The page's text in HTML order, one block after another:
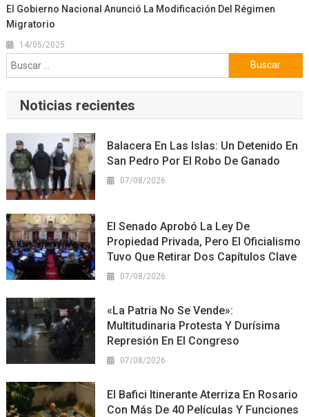
El Gobierno Nacional Anunció La Modificación Del Régimen
Migratorio
14/05/2025
Buscar:
Noticias recientes
Balacera En Las Islas: Un Detenido En
San Pedro Por El Robo De Ganado
07/08/2026
El Senado Aprobó La Ley De
Propiedad Privada, Pero El Oficialismo
Tuvo Que Retirar Dos Capítulos Clave
07/08/2026
«La Patria No Se Vende»:
Multitudinaria Protesta Y Durísima
Represión En El Congreso
07/08/2026
El Bafici Itinerante Aterriza En Rosario
Con Más De 40 Películas Y Funciones